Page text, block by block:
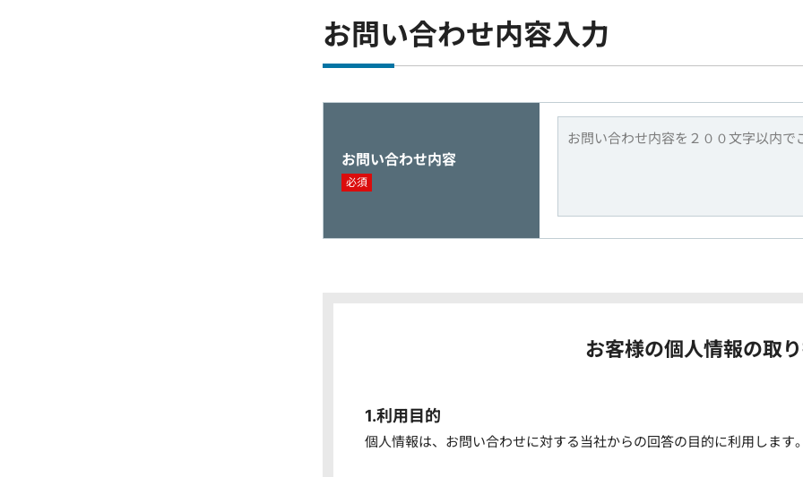
お問い合わせ内容入力
お問い合わせ内容
必須
お客様の個人情報の取
1.利用目的
個人情報は、お問い合わせに対する当社からの回答の目的に利用します